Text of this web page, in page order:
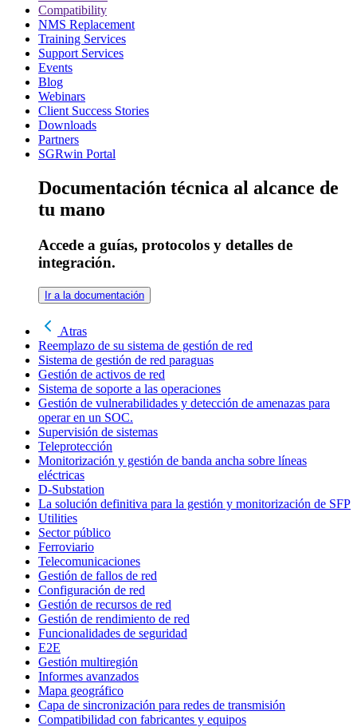
Compatibility
NMS Replacement
Training Services
Support Services
Events
Blog
Webinars
Client Success Stories
Downloads
Partners
SGRwin Portal
Documentación técnica al alcance de
tu mano
Accede a guías, protocolos y detalles de
integración.
Ir a la documentación
Atras
Reemplazo de su sistema de gestión de red
Sistema de gestión de red paraguas
Gestión de activos de red
Sistema de soporte a las operaciones
Gestión de vulnerabilidades y detección de amenazas para
operar en un SOC.
Supervisión de sistemas
Teleprotección
Monitorización y gestión de banda ancha sobre líneas
eléctricas
D-Substation
La solución definitiva para la gestión y monitorización de SFP
Utilities
Sector público
Ferroviario
Telecomunicaciones
Gestión de fallos de red
Configuración de red
Gestión de recursos de red
Gestión de rendimiento de red
Funcionalidades de seguridad
E2E
Gestión multiregión
Informes avanzados
Mapa geográfico
Capa de sincronización para redes de transmisión
Compatibilidad con fabricantes y equipos